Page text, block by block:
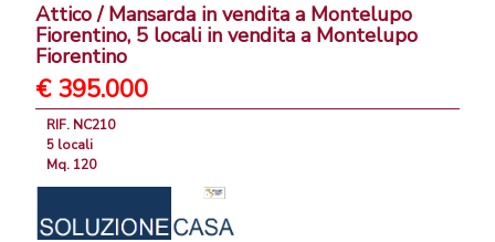
Attico / Mansarda in vendita a Montelupo
Fiorentino, 5 locali in vendita a Montelupo
Fiorentino
€ 395.000
RIF. NC210
5 locali
Mq. 120